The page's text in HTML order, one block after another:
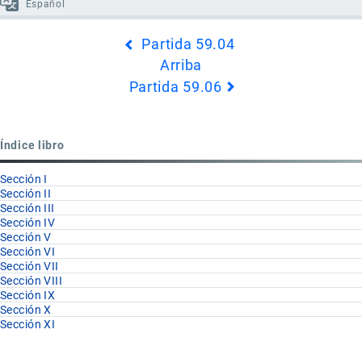
Español
Partida 59.04
Arriba
Partida 59.06
Índice libro
Sección I
Sección II
Sección III
Sección IV
Sección V
Sección VI
Sección VII
Sección VIII
Sección IX
Sección X
Sección XI